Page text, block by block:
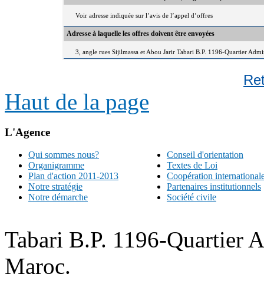
Voir adresse indiquée sur l’avis de l’appel d’offres
Adresse à laquelle les offres doivent être envoyées
3, angle rues Sijilmassa et Abou Jarir Tabari B.P. 1196-Quartier
Haut de la page
L'Agence
Qui sommes nous?
Organigramme
Plan d'action 2011-2013
Notre stratégie
Notre démarche
Conseil d'orientation
Textes de Loi
Coopération
Partenaires institutionnels
Société civile
Tabari B.P. 1196-Quartier
Maroc.